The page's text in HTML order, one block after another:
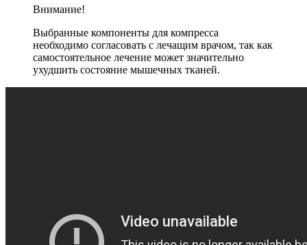
Внимание!
Выбранные компоненты для компресса
необходимо согласовать с лечащим врачом, так как
самостоятельное лечение может значительно
ухудшить состояние мышечных тканей.